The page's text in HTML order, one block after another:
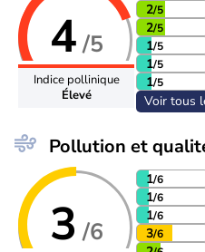
4/5
Indice pollinique
Élevé
2/5
2/5
1/5
1/5
1/5
Voir tous
Pollution et
3 /6
1/6
1/6
1/6
3/6